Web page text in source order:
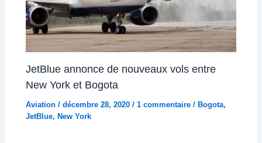
JetBlue annonce de nouveaux vols entre
New York et Bogota
Aviation /décembre 28, 2020/1 commentaire / Bogota,
JetBlue, New York